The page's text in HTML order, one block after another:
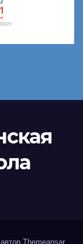
Themeansar